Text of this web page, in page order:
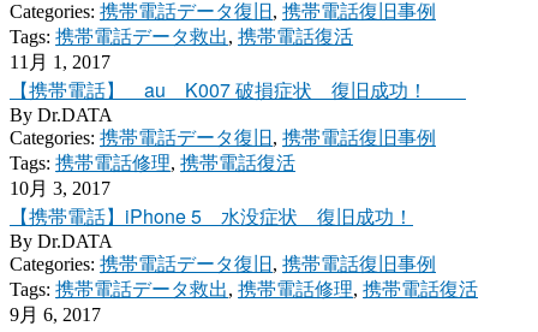
Categories: 携帯電話データ復旧 , 携帯電話復旧事例
Tags: 携帯電話データ救出, 携帯電話復活
11月 1, 2017
【携帯電話】 au K007 破損症状 復旧成功！
By Dr.DATA
Categories: 携帯電話データ復旧 , 携帯電話復旧事例
Tags: 携帯電話修理, 携帯電話復活
10月 3, 2017
【携帯電話】iPhone 5 水没症状 復旧成功！
By Dr.DATA
Categories: 携帯電話データ復旧 , 携帯電話復旧事例
Tags: 携帯電話データ救出, 携帯電話修理, 携帯電話復活
9月 6, 2017